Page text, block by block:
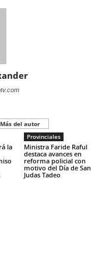
Más del autor
la
Provinciales
Ministra Faride Raful
destaca avances en
reforma policial con
motivo del Día de San
Judas Tadeo